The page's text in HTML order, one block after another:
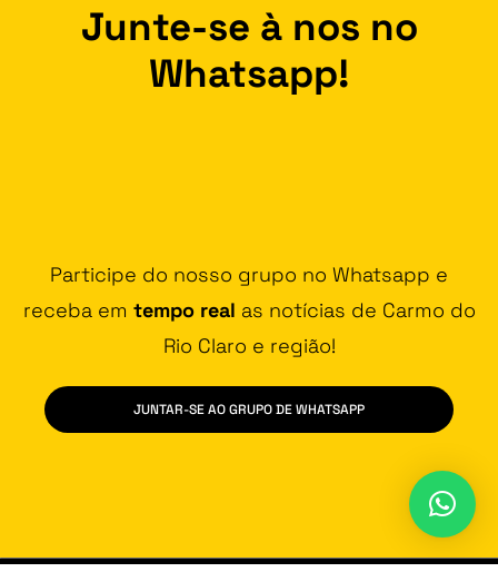
Junte-se à nos no
Whatsapp!
Participe do nosso grupo no Whatsapp e
receba em tempo real as notícias de Carmo do
Rio Claro e região!
JUNTAR-SE AO GRUPO DE WHATSAPP